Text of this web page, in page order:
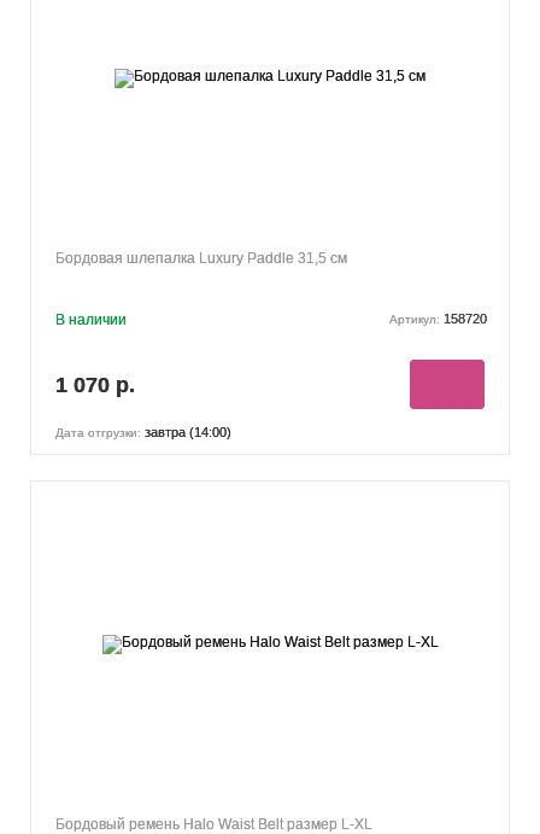
Бордовая шлепалка Luxury Paddle 31,5 см
В наличии Артикул: 158720
1 070 р.
Дата отгрузки: завтра (14:00)
Бордовый ремень Halo Waist Belt размер L-XL